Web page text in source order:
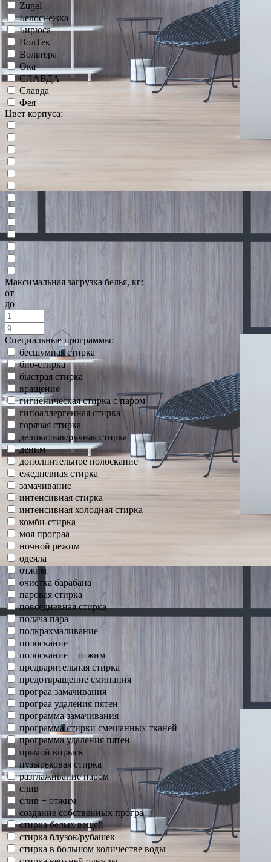
Zugel
Белоснежка
Бирюса
ВолТек
Вольтера
Ока
СЛАВДА
Славда
Фея
Цвет корпуса:
Максимальная загрузка белья, кг:
от
до
Специальные программы:
бесшумная стирка
био-стирка
быстрая стирка
вращение
гигиеническая стирка с паром
гипоаллергенная стирка
горячая стирка
деликатная/ручная стирка
деним
дополнительное полоскание
ежедневная стирка
замачивание
интенсивная стирка
интенсивная холодная стирка
комби-стирка
моя програа
ночной режим
одеяла
отжим
очистка барабана
паровая стирка
повседневная стирка
подача пара
подкрахмаливание
полоскание
полоскание + отжим
предварительная стирка
предотвращение сминания
програа замачивания
програа удаления пятен
программа замачивания
программа стирки смешанных тканей
программа удаления пятен
прямой впрыск
пузырьковая стирка
разглаживание паром
слив
слив + отжим
создание собственных програ
стирка белых вещей
стирка блузок/рубашек
стирка в большом количестве воды